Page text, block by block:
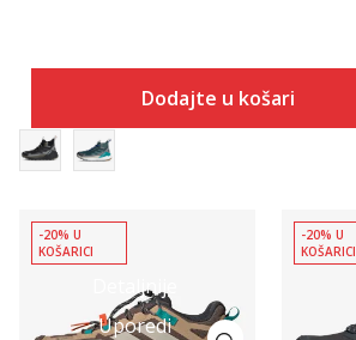
Dodajte u košaricu
Detaljnije
Uporedi
-20% U
KOŠARICI
-20% U
KOŠARICI